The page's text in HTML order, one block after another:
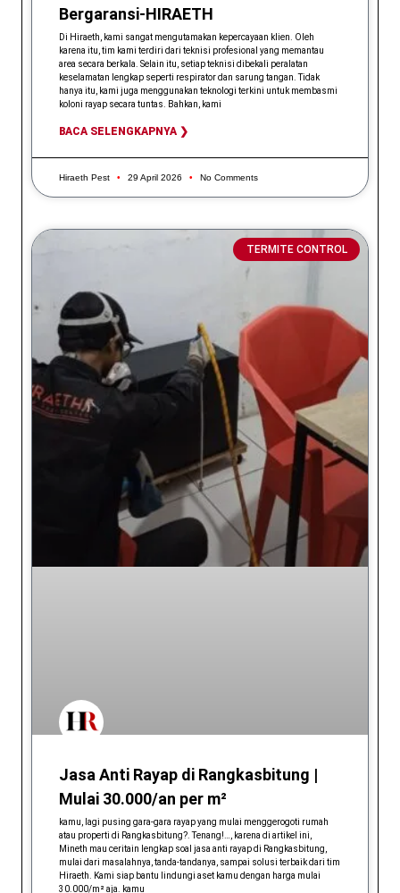
Bergaransi-HIRAETH
Di Hiraeth, kami sangat mengutamakan kepercayaan klien. Oleh
karena itu, tim kami terdiri dari teknisi profesional yang memantau
area secara berkala. Selain itu, setiap teknisi dibekali peralatan
keselamatan lengkap seperti respirator dan sarung tangan. Tidak
hanya itu, kami juga menggunakan teknologi terkini untuk membasmi
koloni rayap secara tuntas. Bahkan, kami
BACA SELENGKAPNYA ❯
Hiraeth Pest 29 April 2026 No Comments
TERMITE CONTROL
Jasa Anti Rayap di Rangkasbitung |
Mulai 30.000/an per m²
kamu, lagi pusing gara-gara rayap yang mulai menggerogoti rumah
atau properti di Rangkasbitung?. Tenang!…, karena di artikel ini,
Mineth mau ceritain lengkap soal jasa anti rayap di Rangkasbitung,
mulai dari masalahnya, tanda-tandanya, sampai solusi terbaik dari tim
Hiraeth. Kami siap bantu lindungi aset kamu dengan harga mulai
30.000/m² aja. kamu